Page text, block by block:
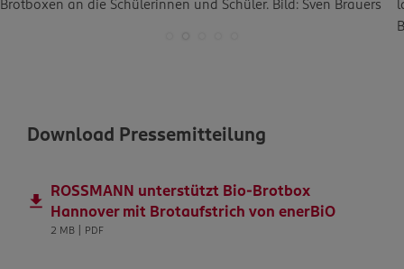
Brotboxen an die Schülerinnen und Schüler. Bild: Sven Brauers
Download Pressemitteilung
ROSSMANN unterstützt Bio-Brotbox
Hannover mit Brotaufstrich von enerBiO
2 MB | PDF